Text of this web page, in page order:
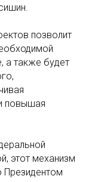
позволит
а также будет
повышая
этот механизм
Президентом